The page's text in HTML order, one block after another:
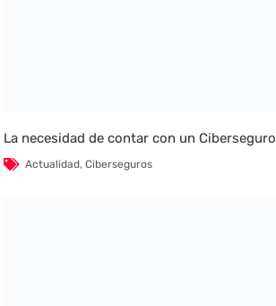
La necesidad de contar con un Ciberseguro
Actualidad,Ciberseguros